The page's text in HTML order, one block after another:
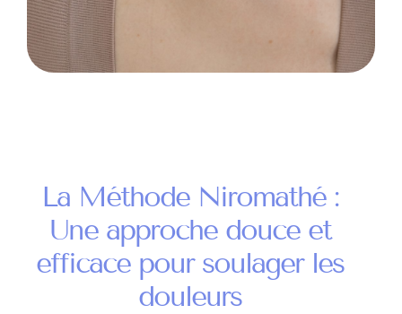
La Méthode Niromathé :
Une approche douce et
efficace pour soulager les
douleurs